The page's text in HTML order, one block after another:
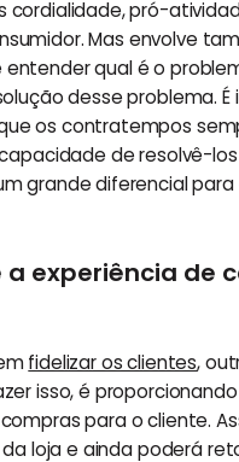
cordialidade, pró-
Mas envolve
qual é o
desse problema.
os contratempos
de resolvê-
grande diferencial para
a experiência de
fidelizar os clientes,
isso, é
para o cliente.
loja e ainda poderá